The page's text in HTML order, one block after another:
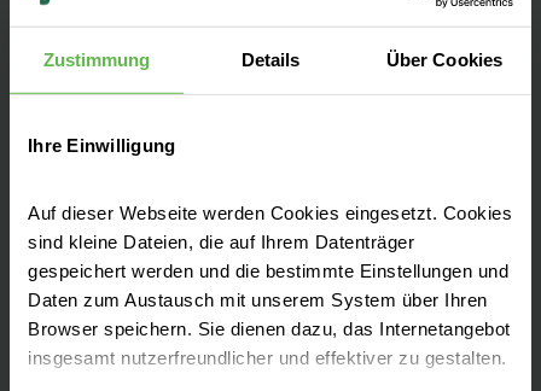
Zustimmung Details Über Cookies
Ihre Einwilligung
Auf dieser Webseite werden Cookies eingesetzt. Cookies
sind kleine Dateien, die auf Ihrem Datenträger
gespeichert werden und die bestimmte Einstellungen und
Daten zum Austausch mit unserem System über Ihren
Browser speichern. Sie dienen dazu, das Internetangebot
insgesamt nutzerfreundlicher und effektiver zu gestalten.
Fax: +49 3693 90-12 34
Seit mehr als 25 Jahren versorgen wir unsere
Dreißigacker. Das Helios Klinikum Meiningen
ist ein Akutkrankenhaus mit regionaler und
überregionaler Versorgung und
Akademisches Lehrkrankenhaus des
Universitätsklinikums Jena.